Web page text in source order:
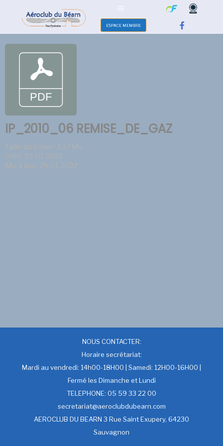
ESPACE MEMBRE
IP_2010_06 REMISE_DE_GAZ
Taille du fichier: 3.37 Mo
Créé: 29-01-2022
Mis à jour: 29-01-2022
NOUS CONTACTER:
Horaire secrétariat:
Mardi au vendredi: 14h00-18H00 | Samedi: 12H00-16H00 |
Fermé les Dimanche et Lundi
TELEPHONE: 05 59 33 22 00
secretariat@aeroclubdubearn.com
AEROCLUB DU BEARN 3 Rue Saint Exupery, 64230
Sauvagnon